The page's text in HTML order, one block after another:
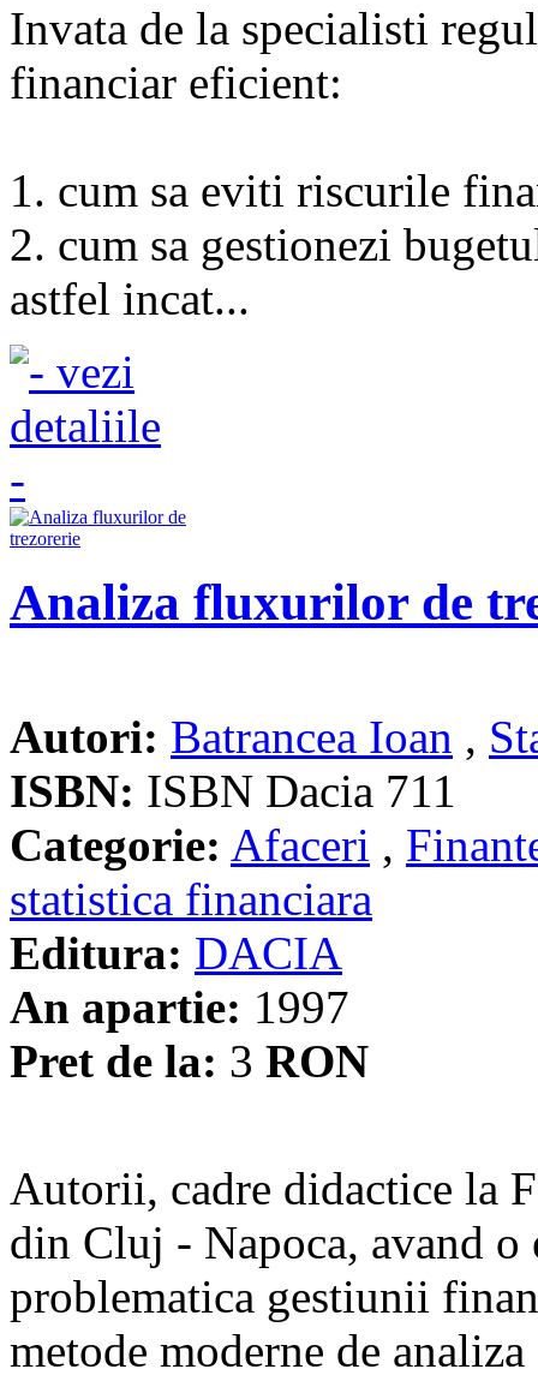
Invata de la specialisti
financiar eficient:
1. cum sa eviti riscurile
2. cum sa gestionezi
astfel incat...
Analiza fluxurilor de
Autori: Batrancea Ioan ,
ISBN: ISBN Dacia 711
Categorie: Afaceri ,
statistica financiara
Editura: DACIA
An apartie: 1997
Pret de la: 3 RON
Autorii, cadre didactice la
din Cluj - Napoca, avand
problematica gestiunii
metode moderne de